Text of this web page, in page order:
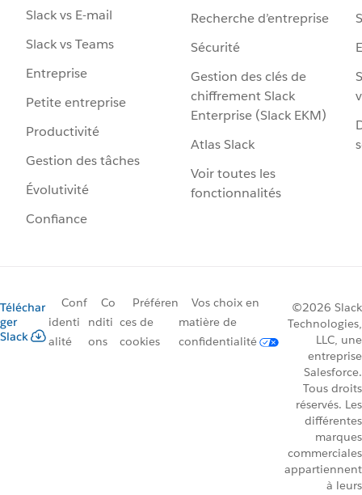
Slack vs E-mail
Slack vs Teams
Entreprise
Petite entreprise
Productivité
Gestion des tâches
Évolutivité
Confiance
Recherche d’entreprise
Sécurité
Gestion des clés de
chiffrement Slack
Enterprise (Slack EKM)
Atlas Slack
Voir toutes les
fonctionnalités
Téléchar
ger
Slack
Conf
identi
alité
Co
nditi
ons
Préféren
ces de
cookies
Vos choix en
matière de
confidentialité
©2026 Slack
Technologies,
LLC, une
entreprise
Salesforce.
Tous droits
réservés. Les
différentes
marques
commerciales
appartiennent
à leurs